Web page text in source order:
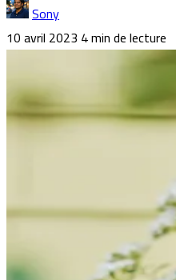
Sony
10 avril 2023 4 min de lecture